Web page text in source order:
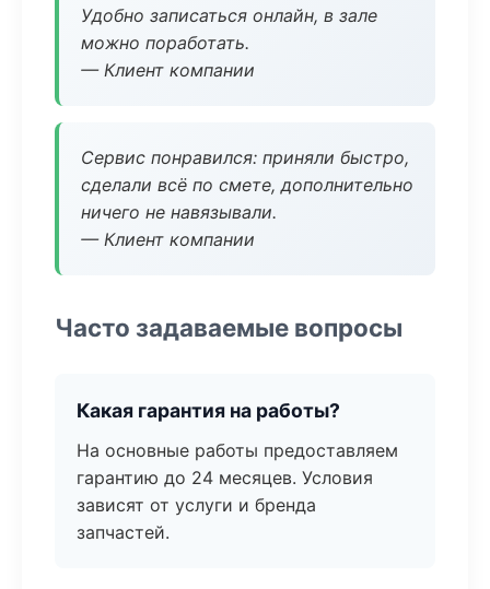
Удобно записаться онлайн, в зале
можно поработать.
— Клиент компании
Сервис понравился: приняли быстро,
сделали всё по смете, дополнительно
ничего не навязывали.
— Клиент компании
Часто задаваемые вопросы
Какая гарантия на работы?
На основные работы предоставляем
гарантию до 24 месяцев. Условия
зависят от услуги и бренда
запчастей.